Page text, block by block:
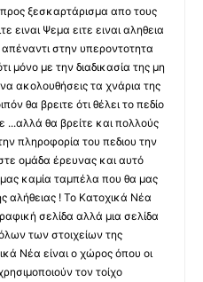
ξεσκαρτάρισμα απο τους
ειναι Ψεμα ειτε ειναι αληθεια
στην υπεροντοτητα
μόνο με την διαδικασία της μη
ακολουθήσεις τα χνάρια της
θα βρειτε ότι θέλει το πεδίο
θα βρείτε και πολλούς
πληροφορία του πεδιου την
ομάδα έρευνας και αυτό
μας καμία ταμπέλα που θα μας
αλήθειας ! Το Κατοχικά Νέα
σελίδα αλλά μια σελίδα
των στοιχείων της
Νέα είναι ο χώρος όπου οι
τον τοίχο